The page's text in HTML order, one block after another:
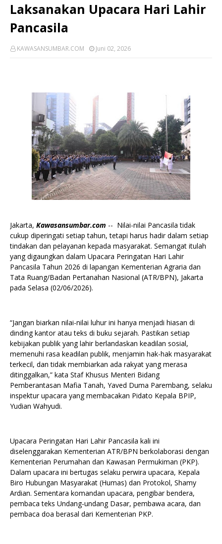
Laksanakan Upacara Hari Lahir
Pancasila
KAWASANSUMBAR.COM Juni 02, 2026
Jakarta, Kawasansumbar.com -- Nilai-nilai Pancasila tidak
cukup diperingati setiap tahun, tetapi harus hadir dalam setiap
tindakan dan pelayanan kepada masyarakat. Semangat itulah
yang digaungkan dalam Upacara Peringatan Hari Lahir
Pancasila Tahun 2026 di lapangan Kementerian Agraria dan
Tata Ruang/Badan Pertanahan Nasional (ATR/BPN), Jakarta
pada Selasa (02/06/2026).
“Jangan biarkan nilai-nilai luhur ini hanya menjadi hiasan di
dinding kantor atau teks di buku sejarah. Pastikan setiap
kebijakan publik yang lahir berlandaskan keadilan sosial,
memenuhi rasa keadilan publik, menjamin hak-hak masyarakat
terkecil, dan tidak membiarkan ada rakyat yang merasa
ditinggalkan,” kata Staf Khusus Menteri Bidang
Pemberantasan Mafia Tanah, Yaved Duma Parembang, selaku
inspektur upacara yang membacakan Pidato Kepala BPIP,
Yudian Wahyudi.
Upacara Peringatan Hari Lahir Pancasila kali ini
diselenggarakan Kementerian ATR/BPN berkolaborasi dengan
Kementerian Perumahan dan Kawasan Permukiman (PKP).
Dalam upacara ini bertugas selaku perwira upacara, Kepala
Biro Hubungan Masyarakat (Humas) dan Protokol, Shamy
Ardian. Sementara komandan upacara, pengibar bendera,
pembaca teks Undang-undang Dasar, pembawa acara, dan
pembaca doa berasal dari Kementerian PKP.